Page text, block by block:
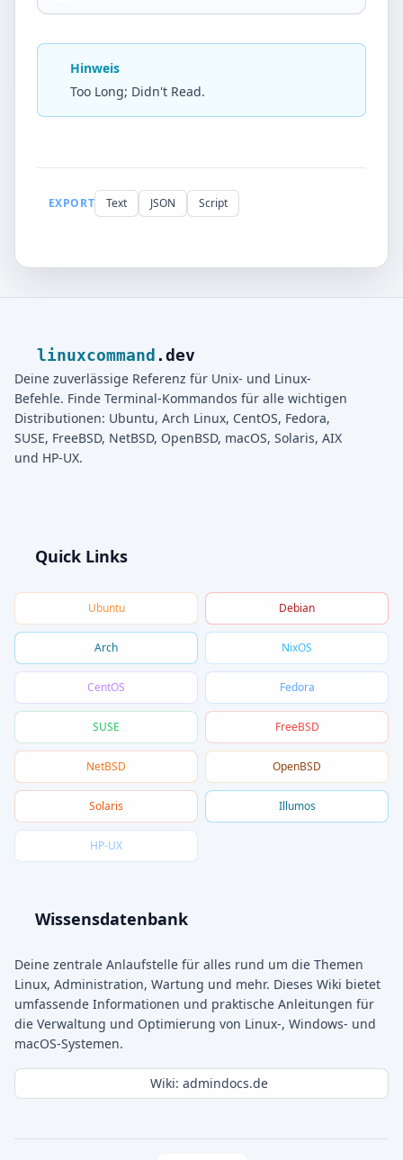
Hinweis
Too Long; Didn't Read.
EXPORT Text JSON Script
linuxcommand .dev
Deine zuverlässige Referenz für Unix- und Linux-
Befehle. Finde Terminal-Kommandos für alle wichtigen
Distributionen: Ubuntu, Arch Linux, CentOS, Fedora,
SUSE, FreeBSD, NetBSD, OpenBSD, macOS, Solaris, AIX
und HP-UX.
Quick Links
Ubuntu Debian
Arch NixOS
CentOS Fedora
SUSE FreeBSD
NetBSD OpenBSD
Solaris Illumos
HP-UX
Wissensdatenbank
Deine zentrale Anlaufstelle für alles rund um die Themen
Linux, Administration, Wartung und mehr. Dieses Wiki bietet
umfassende Informationen und praktische Anleitungen für
die Verwaltung und Optimierung von Linux-, Windows- und
macOS-Systemen.
Wiki: admindocs.de